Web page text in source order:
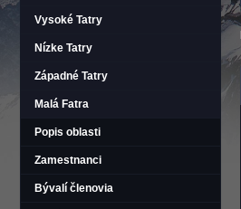
Vysoké Tatry
Nízke Tatry
Západné Tatry
Malá Fatra
Popis oblasti
Zamestnanci
Bývalí členovia